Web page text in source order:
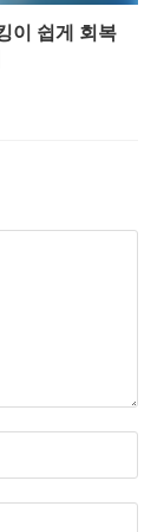
이 쉽게 회복